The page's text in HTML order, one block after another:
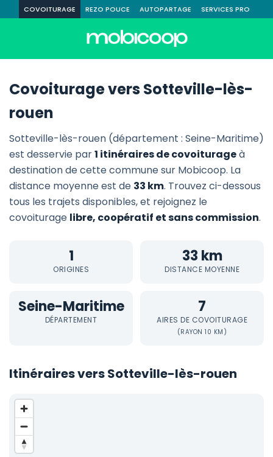
COVOITURAGE REZO POUCE AUTOPARTAGE SERVICES PRO
Covoiturage vers Sotteville-lès-
rouen
Sotteville-lès-rouen (département : Seine-Maritime)
est desservie par1 itinéraires de covoiturageà
destination de cette commune sur Mobicoop. La
distance moyenne est de 33 km. Trouvez ci-dessous
tous les trajets disponibles, et rejoignez le
covoiturage libre, coopératif et sans commission.
1
ORIGINES
33 km
DISTANCE MOYENNE
Seine-Maritime
DÉPARTEMENT
7
AIRES DE COVOITURAGE
(RAYON 10 KM)
Itinéraires vers Sotteville-lès-rouen